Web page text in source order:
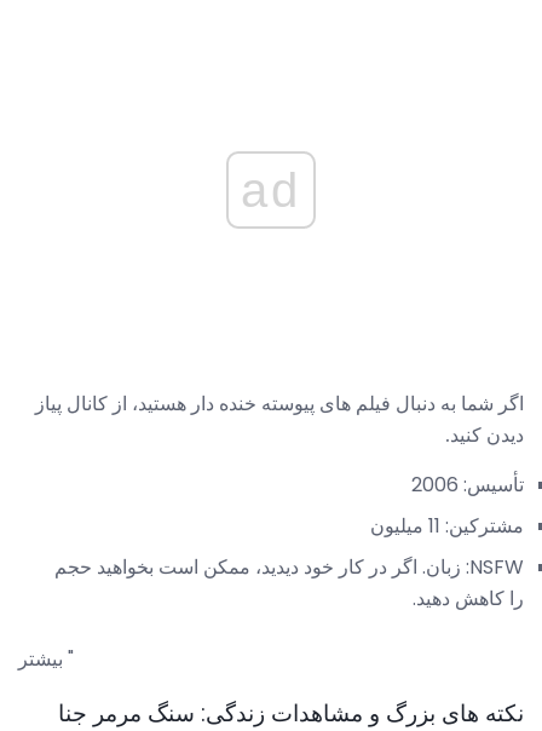
ad
اگر شما به دنبال فیلم های پیوسته خنده دار هستید، از کانال پیاز
دیدن کنید.
تأسیس: 2006
مشترکین: 11 میلیون
NSFW: زبان. اگر در کار خود ديديد، ممکن است بخواهيد حجم
را کاهش دهيد.
بیشتر "
نکته های بزرگ و مشاهدات زندگی: سنگ مرمر جنا